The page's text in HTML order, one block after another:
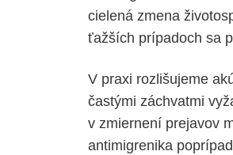
cielená zmena
ťažších prípadoch sa
V praxi rozlišujeme
častými záchvatmi
v zmiernení prejavov
antimigrenika